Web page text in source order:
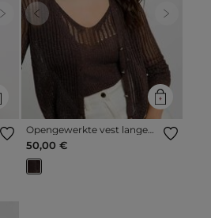
Next Previous Next
Opengewerkte vest lange
mouwen donker bruin
vrouw
50,00 €